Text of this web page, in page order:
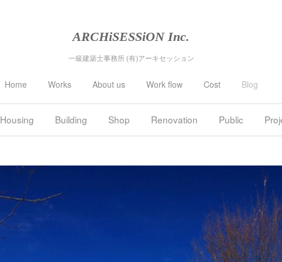
ARCHiSESSiON Inc.
一級建築士事務所(有)アーキセッション
Home Works About us Work flow Cost Blog
Housing Building Shop Renovation Public